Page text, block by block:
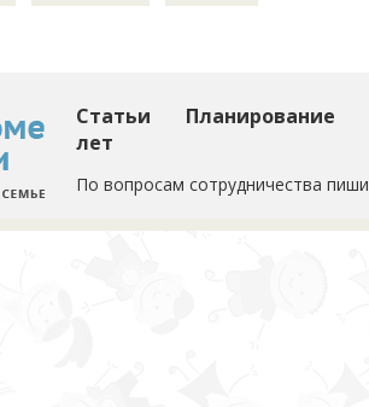
Статьи
Планирование
лет
По вопросам сотрудничества